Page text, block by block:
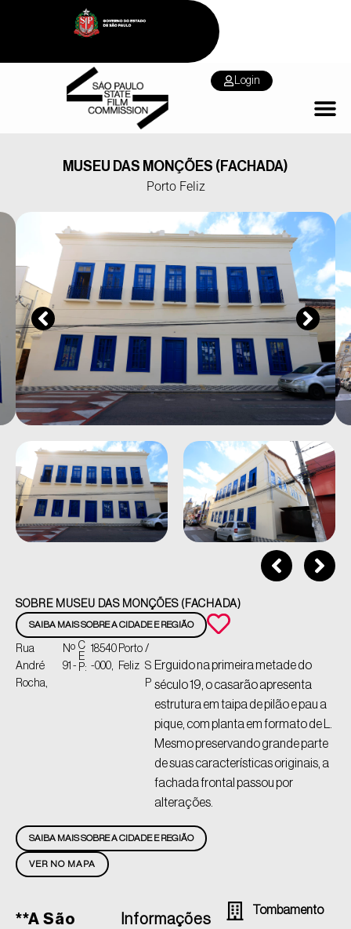
Login
MUSEU DAS MONÇÕES (FACHADA)
Porto Feliz
SOBRE MUSEU DAS MONÇÕES (FACHADA)
SAIBA MAIS SOBRE A CIDADE E REGIÃO
Rua
André
Rocha,
Nº
91 -
C
E
P:
18540
-000,
Porto
Feliz
/
S
P
Erguido na primeira metade do
século 19, o casarão apresenta
estrutura em taipa de pilão e pau a
pique, com planta em formato de L.
Mesmo preservando grande parte
de suas características originais, a
fachada frontal passou por
alterações.
VER NO MAPA
SAIBA MAIS SOBRE A CIDADE E REGIÃO
**A São
Informações
Tombamento